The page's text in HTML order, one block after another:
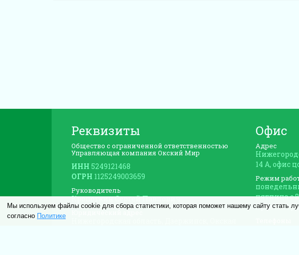
Реквизиты
Общество с ограниченной ответственностью
Управляющая компания Окский Мир
ИНН 5249121468
ОГРН 1125249003659
Руководитель
Кропоткин Сергей Павлович
Юридический адрес
Офис
Адрес
14 А, офис
Режим
пятница с
приема
Мы используем файлы cookie для сбора статистики, которая поможет нашему сайту стать
согласно Политике